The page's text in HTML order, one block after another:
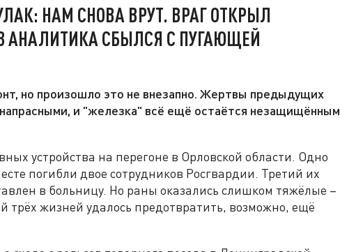
НАМ СНОВА ВРУТ. ВРАГ ОТКРЫЛ
АНАЛИТИКА СБЫЛСЯ С ПУГАЮЩЕЙ
но произошло это не внезапно. Жертвы предыдущих
и "железка" всё ещё остаётся незащищённым
устройства на перегоне в Орловской области. Одно
погибли двое сотрудников Росгвардии. Третий их
в больницу. Но раны оказались слишком тяжёлые –
трёх жизней удалось предотвратить, возможно, ещё